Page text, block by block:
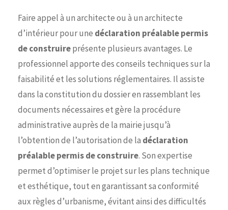
Faire appel à un architecte ou à un architecte
d’intérieur pour une déclaration préalable permis
de construireprésente plusieurs avantages. Le
professionnel apporte des conseils techniques sur la
faisabilité et les solutions réglementaires. Il assiste
dans la constitution du dossier en rassemblant les
documents nécessaires et gère la procédure
administrative auprès de la mairie jusqu’à
l’obtention de l’autorisation de la déclaration
préalable permis de construire. Son expertise
permet d’optimiser le projet sur les plans technique
et esthétique, tout en garantissant sa conformité
aux règles d’urbanisme, évitant ainsi des difficultés